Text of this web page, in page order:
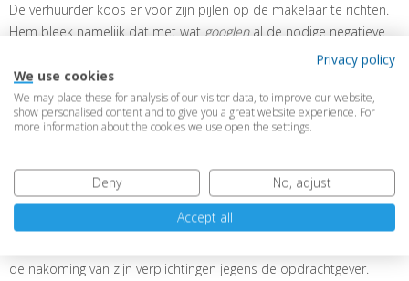
De verhuurder koos er voor zijn pijlen op de makelaar te richten.
Hem bleek namelijk dat met wat googlenal de nodige negatieve
informatie over deze huurder gevonden had kunnen worden. De
verhuurmakelaar had echter nagelaten enig onderzoek uit te
voeren.
Het gerechtshof overwoog dat van een professionele
achtergronden van potentiële huurders onderzoekt. Daarbij was
de nodige informatie gemakkelijk verkrijgbaar en had de
opdrachtgever nota bene expliciet om controle verzocht. Het
de nakoming van zijn verplichtingen jegens de opdrachtgever.
Privacy policy
We use cookies
We may place these for analysis of our visitor data, to improve our website,
show personalised content and to give you a great website experience. For
more information about the cookies we use open the settings.
Deny
No, adjust
Accept all